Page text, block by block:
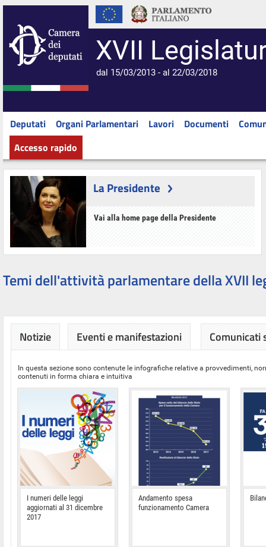
XVII
dal 15/03/2013 - al 22/03/2018
Deputati Organi Parlamentari Lavori Documenti
Accesso rapido
La Presidente
Vai alla home page della Presidente
Temi dell'attività parlamentare della XVII
Notizie Eventi e manifestazioni Comunicati
In questa sezione sono contenute le infografiche relative a provvedimenti,
contenuti in forma chiara e intuitiva
I numeri delle leggi
aggiornati al 31 dicembre
2017
Andamento spesa
funzionamento Camera